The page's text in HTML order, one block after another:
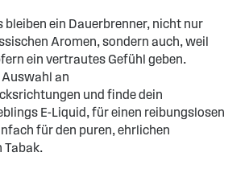
bleiben ein Dauerbrenner, nicht nur
Aromen, sondern auch, weil
ein vertrautes Gefühl geben.
Auswahl an
und finde dein
E-Liquid, für einen reibungslosen
für den puren, ehrlichen
Tabak.